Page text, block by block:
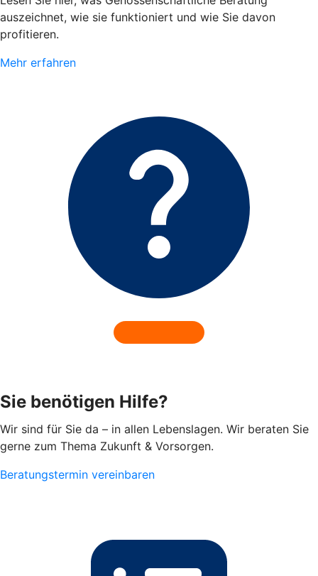
auszeichnet, wie sie funktioniert und wie Sie davon
profitieren.
Mehr erfahren
Sie benötigen Hilfe?
Wir sind für Sie da – in allen Lebenslagen. Wir beraten Sie
gerne zum Thema Zukunft & Vorsorgen.
Beratungstermin vereinbaren